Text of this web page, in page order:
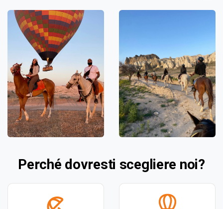
Perché dovresti scegliere noi?